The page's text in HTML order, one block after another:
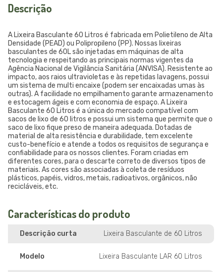
Descrição
A Lixeira Basculante 60 Litros é fabricada em Polietileno de Alta
Densidade (PEAD) ou Polipropileno (PP). Nossas lixeiras
basculantes de 60L são injetadas em máquinas de alta
tecnologia e respeitando as principais normas vigentes da
Agência Nacional de Vigilância Sanitária (ANVISA). Resistente ao
impacto, aos raios ultravioletas e às repetidas lavagens, possui
um sistema de multi encaixe (podem ser encaixadas umas às
outras). A facilidade no empilhamento garante armazenamento
e estocagem ágeis e com economia de espaço. A Lixeira
Basculante 60 Litros é a única do mercado compatível com
sacos de lixo de 60 litros e possui um sistema que permite que o
saco de lixo fique preso de maneira adequada. Dotadas de
material de alta resistência e durabilidade, tem excelente
custo-benefício e atende a todos os requisitos de segurança e
confiabilidade para os nossos clientes. Foram criadas em
diferentes cores, para o descarte correto de diversos tipos de
materiais. As cores são associadas à coleta de resíduos
plásticos, papéis, vidros, metais, radioativos, orgânicos, não
recicláveis, etc.
Características do produto
Descrição curta Lixeira Basculante de 60 Litros
Modelo Lixeira Basculante LAR 60 Litros